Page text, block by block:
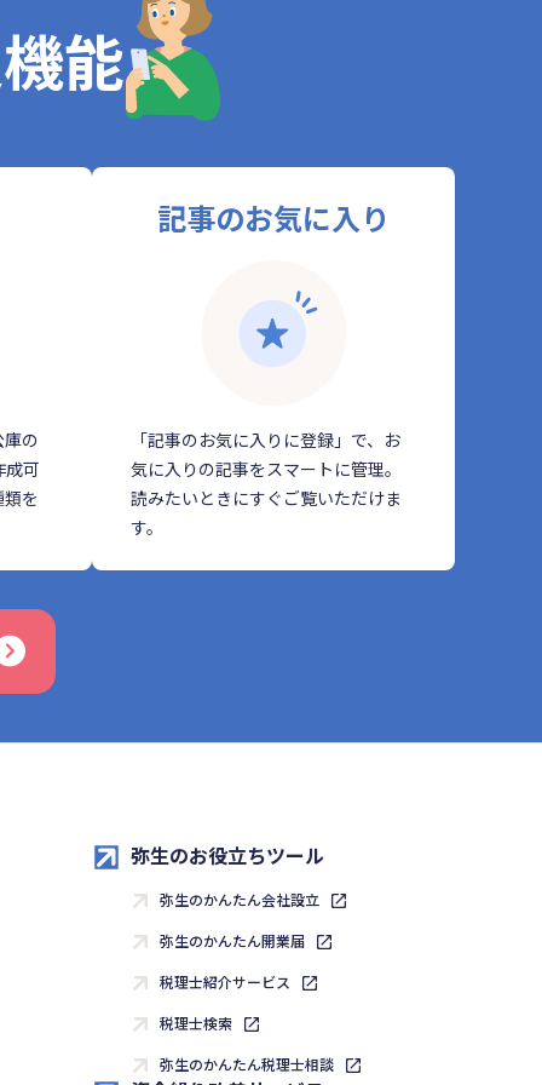
能
の
成可
を
記事のお気に入り
「記事のお気に入りに登録」で、お
気に入りの記事をスマートに管理。
読みたいときにすぐご覧いただけま
す。
弥生のお役立ちツール
弥生のかんたん会社設立
弥生のかんたん開業届
税理士紹介サービス
税理士検索
弥生のかんたん税理士相談